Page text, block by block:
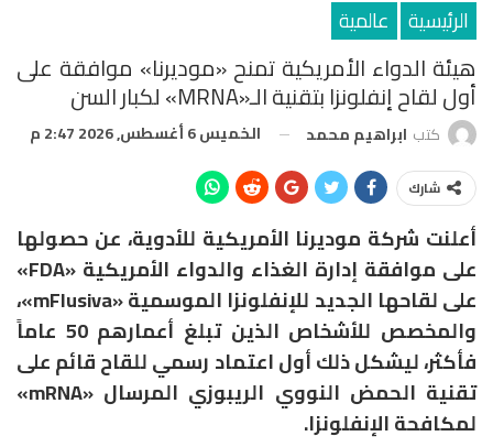
الرئيسية عالمية
هيئة الدواء الأمريكية تمنح «موديرنا» موافقة على
أول لقاح إنفلونزا بتقنية الـ«mRNA» لكبار السن
كتب ابراهيم محمد الخميس 6 أغسطس, 2026 2:47 م
شارك
أعلنت شركة موديرنا الأمريكية للأدوية، عن حصولها
على موافقة إدارة الغذاء والدواء الأمريكية «FDA»
على لقاحها الجديد للإنفلونزا الموسمية «mFlusiva»،
والمخصص للأشخاص الذين تبلغ أعمارهم 50 عاماً
فأكثر، ليشكل ذلك أول اعتماد رسمي للقاح قائم على
تقنية الحمض النووي الريبوزي المرسال «mRNA»
لمكافحة الإنفلونزا.